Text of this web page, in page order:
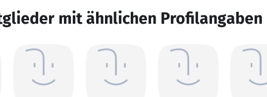
mit ähnlichen Profilangaben